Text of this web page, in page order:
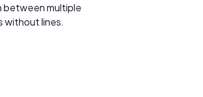
between multiple
without lines.